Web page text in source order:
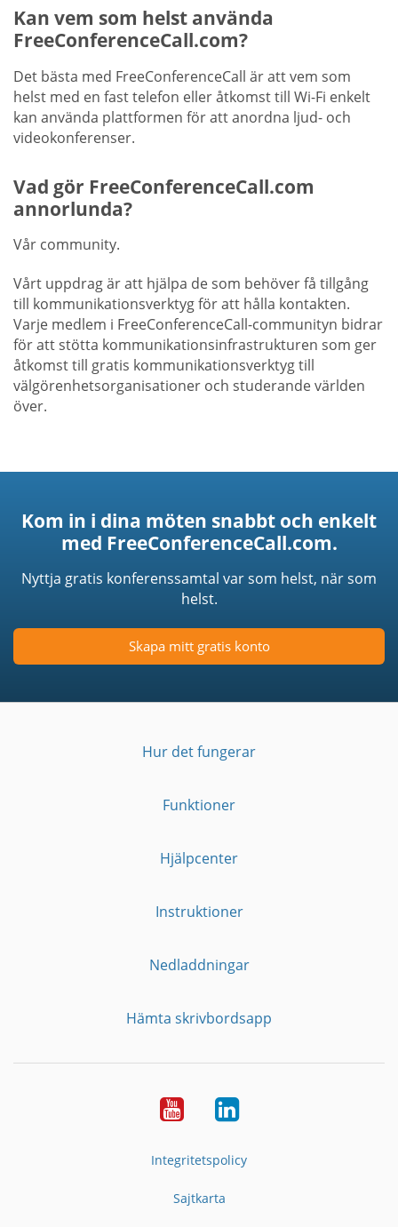
Kan vem som helst använda
FreeConferenceCall.com?
Det bästa med FreeConferenceCall är att vem som
helst med en fast telefon eller åtkomst till Wi-Fi enkelt
kan använda plattformen för att anordna ljud- och
videokonferenser.
Vad gör FreeConferenceCall.com
annorlunda?
Vår community.
Vårt uppdrag är att hjälpa de som behöver få tillgång
till kommunikationsverktyg för att hålla kontakten.
Varje medlem i FreeConferenceCall-communityn bidrar
för att stötta kommunikationsinfrastrukturen som ger
åtkomst till gratis kommunikationsverktyg till
välgörenhetsorganisationer och studerande världen
över.
Kom in i dina möten snabbt och enkelt
med FreeConferenceCall.com.
Nyttja gratis konferenssamtal var som helst, när som
helst.
Skapa mitt gratis konto
Hur det fungerar
Funktioner
Hjälpcenter
Instruktioner
Nedladdningar
Hämta skrivbordsapp
YouTubeLinkedIn
Integritetspolicy
Sajtkarta